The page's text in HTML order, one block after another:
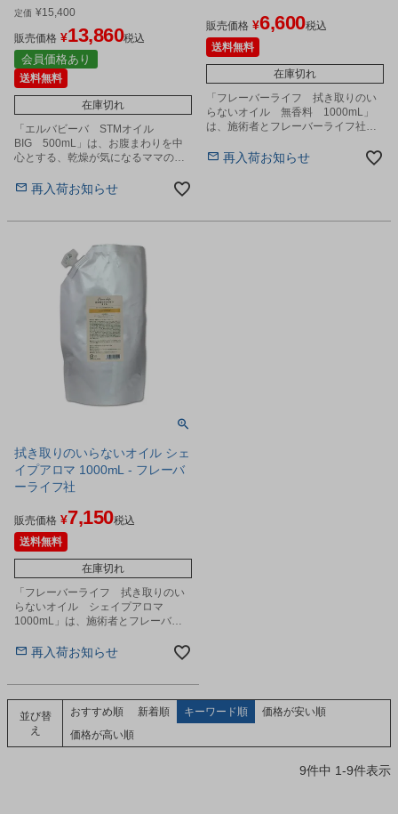
定価 ¥15,400
販売価格 ¥13,860税込
会員価格あり
送料無料
在庫切れ
「エルバビーバ STMオイル
BIG 500mL」は、お腹まわりを中
心とする、乾燥が気になるママのボ
です。再入荷お知らせ
販売価格 ¥6,600税込
送料無料
在庫切れ
「フレーバーライフ 拭き取りのい
らないオイル 無香料 1000mL」
は、施術者とフレーバーライフ社が
添うプロフェッショナル仕様のトリ
再入荷お知らせ
拭き取りのいらないオイル シェ
イプアロマ 1000mL - フレーバ
ーライフ社
販売価格 ¥7,150税込
送料無料
在庫切れ
「フレーバーライフ 拭き取りのい
らないオイル シェイプアロマ
1000mL」は、施術者とフレーバー
悩みに寄り添うプロフェッショナル
仕様のトリートメントオイルです。
再入荷お知らせ
並び替
え
おすすめ順 新着順 キーワード順
価格が安い順
価格が高い順
9件中 1-9件表示